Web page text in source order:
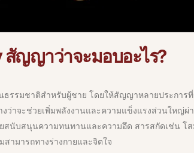
สัญญาว่าจะมอบอะไร?
ธรรมชาติสำหรับผู้ชาย โดยให้สัญญาหลายประการ
ว่าจะช่วยเพิ่มพลังงานและความแข็งแรงส่วนใหญ่ผ่
นับสนุนความทนทานและความอึด สารสกัดเช่น โ
ามารถทางร่างกายและจิตใจ